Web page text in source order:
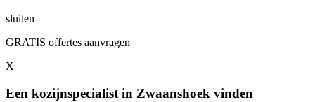
sluiten
GRATIS offertes aanvragen
X
Een kozijnspecialist in Zwaanshoek vinden